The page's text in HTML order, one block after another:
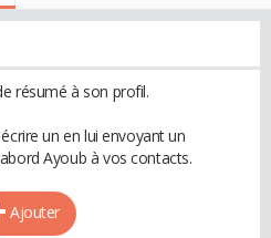
résumé à son profil.
un en lui envoyant un
Ayoub à vos contacts.
Ajouter